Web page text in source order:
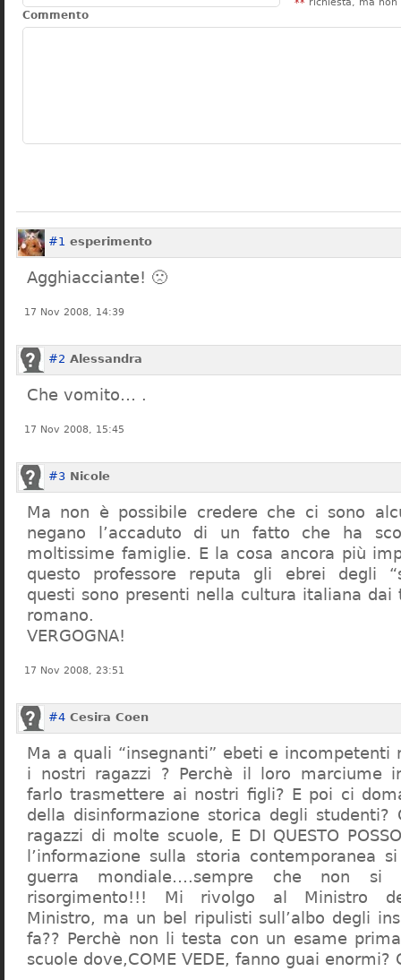
Commento
#1 esperimento
Agghiacciante! 🙁
17 Nov 2008, 14:39
#2 Alessandra
Che vomito… .
17 Nov 2008, 15:45
#3 Nicole
Ma non è possibile credere che ci sono
negano l’accaduto di un fatto che ha
moltissime famiglie. E la cosa ancora più
questo professore reputa gli ebrei degli
questi sono presenti nella cultura italiana dai
romano.
VERGOGNA!
17 Nov 2008, 23:51
#4 Cesira Coen
Ma a quali “insegnanti” ebeti e
i nostri ragazzi ? Perchè il loro marciume
farlo trasmettere ai nostri figli? E poi ci
della disinformazione storica degli
ragazzi di molte scuole, E DI QUESTO POSSO
l’informazione sulla storia contemporanea
guerra mondiale….sempre che non
risorgimento!!! Mi rivolgo al Ministro
Ministro, ma un bel ripulisti sull’albo degli
fa?? Perchè non li testa con un esame
scuole dove,COME VEDE, fanno guai enormi?